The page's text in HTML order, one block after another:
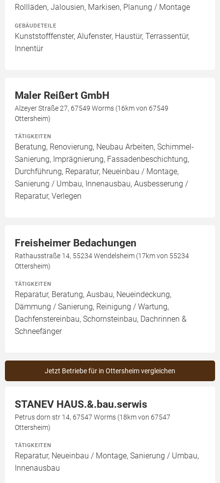
Rollläden, Jalousien, Markisen, Planung / Montage
GEBÄUDETEILE
Kunststofffenster, Alufenster, Haustür, Terrassentür,
Innentür
Maler Reißert GmbH
Alzeyer Straße 27, 67549 Worms (16km von 67549
Ottersheim)
TÄTIGKEITEN
Beratung, Renovierung, Neubau Arbeiten, Schimmel-
Sanierung, Imprägnierung, Fassadenbeschichtung,
Durchführung, Reparatur, Neueinbau / Montage,
Sanierung / Umbau, Innenausbau, Ausbesserung /
Reparatur, Verlegen
Freisheimer Bedachungen
Rathausstraße 14, 55234 Wendelsheim (17km von 55234
Ottersheim)
TÄTIGKEITEN
Reparatur, Beratung, Ausbau, Neueindeckung,
Dämmung / Sanierung, Reinigung / Wartung,
Dachfenstereinbau, Schornsteinbau, Dachrinnen &
Schneefänger
Jetzt Betriebe für in Ottersheim vergleichen
STANEV HAUS.&.bau.serwis
Petrus dorn str 14, 67547 Worms (18km von 67547
Ottersheim)
TÄTIGKEITEN
Reparatur, Neueinbau / Montage, Sanierung / Umbau,
Innenausbau